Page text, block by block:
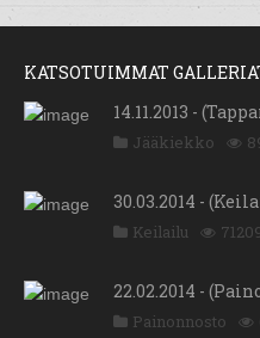
KATSOTUIMMAT
14.11.2013 -
Jääkiekko
30.03.2014 -
Keilailu
22.02.2014 -
Painonnosto